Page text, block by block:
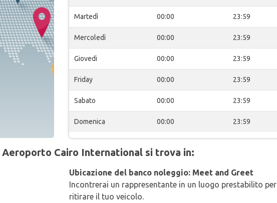
Martedì 00:00 23:59
Mercoledì 00:00 23:59
Giovedi 00:00 23:59
Friday 00:00 23:59
Sabato 00:00 23:59
Domenica 00:00 23:59
Cairo International si trova in:
Ubicazione del banco noleggio: Meet and Greet
Incontrerai un rappresentante in un luogo prestabilito per
ritirare il tuo veicolo.